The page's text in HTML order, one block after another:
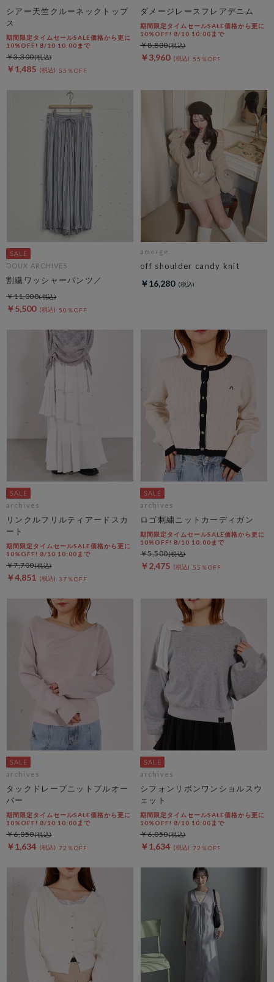
シアー天竺クルーネックトップ
ス
期間限定タイムセールSALE価格から更に
10%OFF! 8/10 10:00まで
￥1,485 55％OFF
￥3,300
ダメージレースフレアデニム
期間限定タイムセールSALE価格から更に
10%OFF! 8/10 10:00まで
￥3,960 55％OFF
￥8,800
DOUX ARCHIVES
割繊ワッシャーパンツ／
￥5,500 50％OFF
￥11,000
amerge.
off shoulder candy knit
￥16,280
archives
リンクルフリルティアードスカ
ート
期間限定タイムセールSALE価格から更に
10%OFF! 8/10 10:00まで
￥4,851 37％OFF
￥7,700
archives
ロゴ刺繍ニットカーディガン
期間限定タイムセールSALE価格から更に
10%OFF! 8/10 10:00まで
￥2,475 55％OFF
￥5,500
archives
タックドレープニットプルオー
バー
期間限定タイムセールSALE価格から更に
10%OFF! 8/10 10:00まで
￥1,634 72％OFF
￥6,050
archives
シフォンリボンワンショルスウ
ェット
期間限定タイムセールSALE価格から更に
10%OFF! 8/10 10:00まで
￥1,634 72％OFF
￥6,050